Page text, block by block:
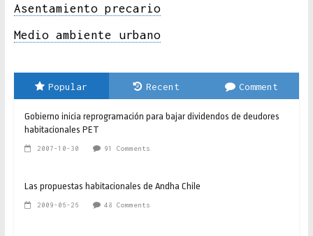
Asentamiento precario
Medio ambiente urbano
Popular Recent Comment
Gobierno inicia reprogramación para bajar dividendos de deudores
habitacionales PET
2007-10-30 91 Comments
Las propuestas habitacionales de Andha Chile
2009-06-26 48 Comments